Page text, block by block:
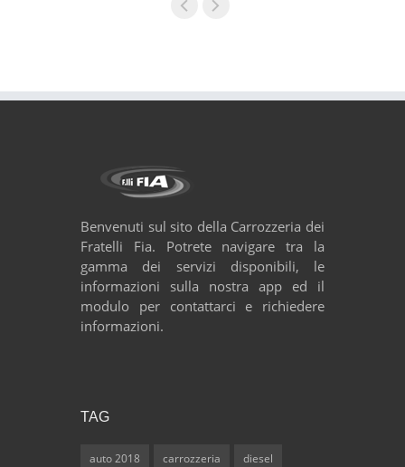
Benvenuti sul sito della Carrozzeria dei
Fratelli Fia. Potrete navigare tra la
gamma dei servizi disponibili, le
informazioni sulla nostra app ed il
modulo per contattarci e richiedere
informazioni.
TAG
auto 2018 carrozzeria diesel